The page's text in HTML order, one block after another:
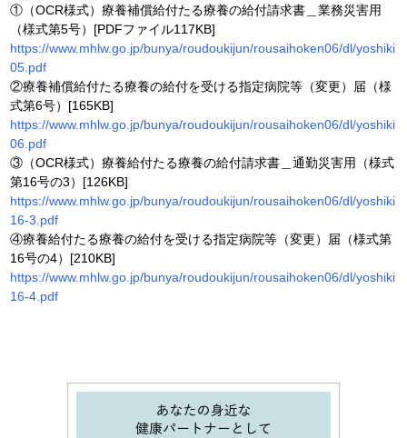
①（OCR様式）療養補償給付たる療養の給付請求書＿業務災害用
（様式第5号）[PDFファイル117KB]
https://www.mhlw.go.jp/bunya/roudoukijun/rousaihoken06/dl/yoshiki
05.pdf
②療養補償給付たる療養の給付を受ける指定病院等（変更）届（様
式第6号）[165KB]
https://www.mhlw.go.jp/bunya/roudoukijun/rousaihoken06/dl/yoshiki
06.pdf
③（OCR様式）療養給付たる療養の給付請求書＿通勤災害用（様式
第16号の3）[126KB]
https://www.mhlw.go.jp/bunya/roudoukijun/rousaihoken06/dl/yoshiki
16-3.pdf
④療養給付たる療養の給付を受ける指定病院等（変更）届（様式第
16号の4）[210KB]
https://www.mhlw.go.jp/bunya/roudoukijun/rousaihoken06/dl/yoshiki
16-4.pdf